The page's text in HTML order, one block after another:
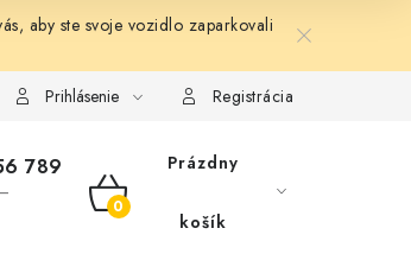
aby ste svoje vozidlo zaparkovali
Prihlásenie Registrácia
789
NÁKUPNÝ
Prázdny
košík